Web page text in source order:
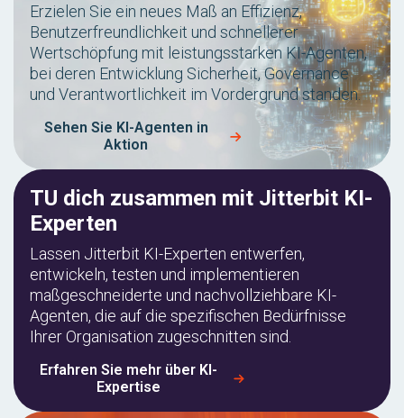
Erzielen Sie ein neues Maß an Effizienz,
Benutzerfreundlichkeit und schnellerer
Wertschöpfung mit leistungsstarken KI-Agenten,
bei deren Entwicklung Sicherheit, Governance
und Verantwortlichkeit im Vordergrund standen.
Sehen Sie KI-Agenten in
Aktion
TU dich zusammen mit Jitterbit KI-
Experten
Lassen Jitterbit KI-Experten entwerfen,
entwickeln, testen und implementieren
maßgeschneiderte und nachvollziehbare KI-
Agenten, die auf die spezifischen Bedürfnisse
Ihrer Organisation zugeschnitten sind.
Erfahren Sie mehr über KI-
Expertise